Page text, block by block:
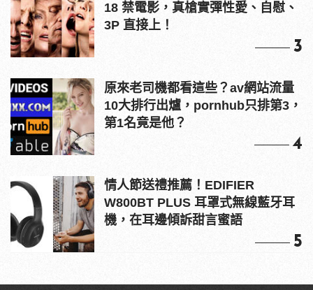
18 禁電影，真槍實彈性愛、自慰、
3P 直接上！
3
原來老司機都看這些？av網站流量
10大排行出爐，pornhub只排第3，
第1名竟是他？
4
情人節送禮推薦！EDIFIER
W800BT PLUS 耳罩式無線藍牙耳
機，在耳邊傾訴甜言蜜語
5